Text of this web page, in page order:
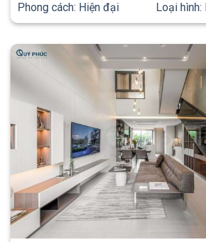
Phong cách: Hiện đại Loại hình: